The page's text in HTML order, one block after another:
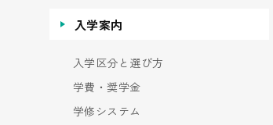
入学案内
入学区分と選び方
学費・奨学金
学修システム